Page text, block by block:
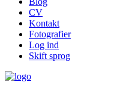
CV
Kontakt
Fotografier
Log ind
Skift sprog